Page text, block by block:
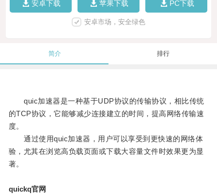
安卓下载 苹果下载 PC下载
安卓市场，安全绿色
简介 排行
quic加速器是一种基于UDP协议的传输协议，相比传统
的TCP协议，它能够减少连接建立的时间，提高网络传输速
度。
通过使用quic加速器，用户可以享受到更快速的网络体
验，尤其在浏览高负载页面或下载大容量文件时效果更为显
著。
quickq官网